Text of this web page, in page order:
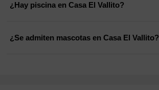
¿Hay piscina en Casa El Vallito?
¿Se admiten mascotas en Casa El Vallito?